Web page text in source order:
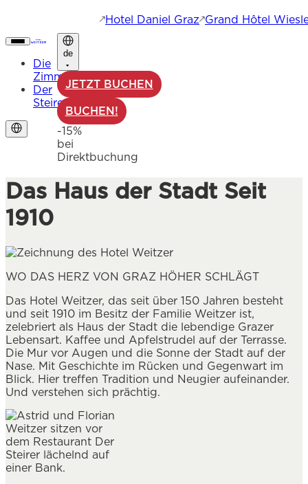
Hotel Daniel Graz Grand Hôtel
Die
Zimmer
Der
Steirer
de
JETZT BUCHEN
BUCHEN!
-15%
bei
Direktbuchung
Das Haus der Stadt Seit
1910
WO DAS HERZ VON GRAZ HÖHER SCHLÄGT
Das Hotel Weitzer, das seit über 150 Jahren besteht
und seit 1910 im Besitz der Familie Weitzer ist,
zelebriert als Haus der Stadt die lebendige Grazer
Lebensart. Kaffee und Apfelstrudel auf der Terrasse.
Die Mur vor Augen und die Sonne der Stadt auf der
Nase. Mit Geschichte im Rücken und Gegenwart im
Blick. Hier treffen Tradition und Neugier aufeinander.
Und verstehen sich prächtig.